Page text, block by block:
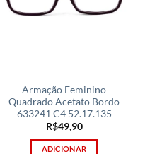
Armação Feminino
Quadrado Acetato Bordo
633241 C4 52.17.135
R$49,90
ADICIONAR